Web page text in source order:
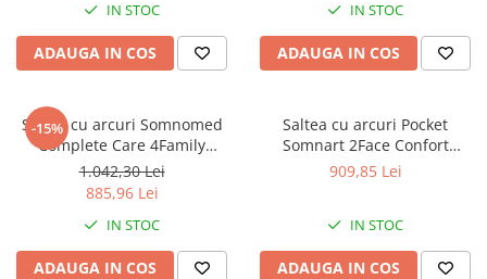
Cu Animal Print
Cu ursuleti
Brodate
IN STOC
ADAUGA IN COS
IN STOC
ADAUGA IN COS
-15%
Saltea cu arcuri Somnomed
Complete Care 4Family
90x200, înălțime 26 cm,
spumă cu memorie, husa
tratament antifungic,
fermitate mediu-tare, sistem
aerisire 3D
1.042,30 Lei
885,96 Lei
IN STOC
ADAUGA IN COS
Saltea cu arcuri Pocket
Somnart 2Face Confort
120x200, inaltime 22 cm, husa
909,85 Lei
IN STOC
ADAUGA IN COS